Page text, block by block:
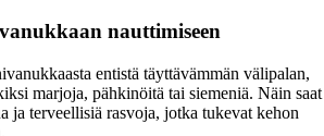
nauttimiseen
entistä täyttävämmän välipalan,
marjoja, pähkinöitä tai siemeniä. Näin saat
ja terveellisiä rasvoja, jotka tukevat kehon